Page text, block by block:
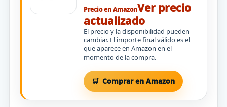
Precio en AmazonVer precio
actualizado
El precio y la disponibilidad pueden
cambiar. El importe final válido es el
que aparece en Amazon en el
momento de la compra.
Comprar en Amazon